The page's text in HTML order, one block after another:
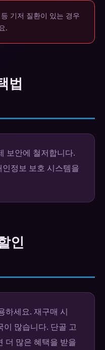
기저 질환이 있는 경우
.
법
보안에 철저합니다.
정보 보호 시스템을
인
하세요. 재구매 시
이 많습니다. 단골 고
더 많은 혜택을 받을